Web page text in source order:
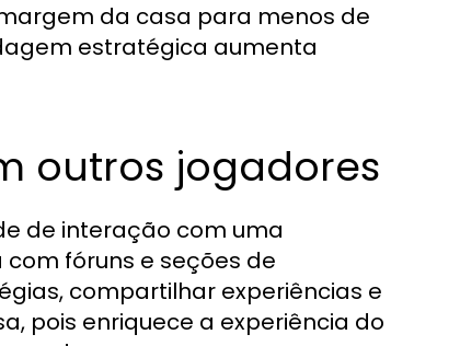
da casa para menos de
estratégica aumenta
outros jogadores
de interação com uma
fóruns e seções de
compartilhar experiências e
pois enriquece a experiência do